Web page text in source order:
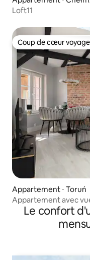
Loft11
Coup de cœur
Coup de cœur
Appartement ⋅ Toruń
Appartement avec
Le confort